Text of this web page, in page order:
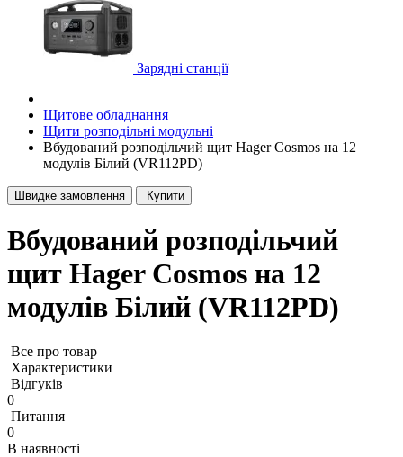
Зарядні станції
Щитове обладнання
Щити розподільні модульні
Вбудований розподільчий щит Hager Cosmos на 12
модулів Білий (VR112PD)
Швидке замовлення Купити
Вбудований розподільчий
щит Hager Cosmos на 12
модулів Білий (VR112PD)
Все про товар
Характеристики
Відгуків
0
Питання
0
В наявності